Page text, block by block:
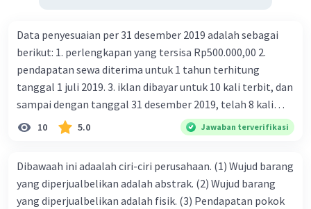
Data penyesuaian per 31 desember 2019 adalah sebagai
berikut: 1. perlengkapan yang tersisa Rp500.000,00 2.
pendapatan sewa diterima untuk 1 tahun terhitung
tanggal 1 juli 2019. 3. iklan dibayar untuk 10 kali terbit, dan
sampai dengan tanggal 31 desember 2019, telah 8 kali
terbit. 4. gaji terutang untuk periode berjalan sebesar
Rp800.000,00 dari data di atas, pencatatan jurnal pembalik
10 5.0 Jawaban terverifikasi
Dibawaah ini adaalah ciri-ciri perusahaan. (1) Wujud barang
yang diperjualbelikan adalah abstrak. (2) Wujud barang
yang diperjualbelikan adalah fisik. (3) Pendapatan pokok